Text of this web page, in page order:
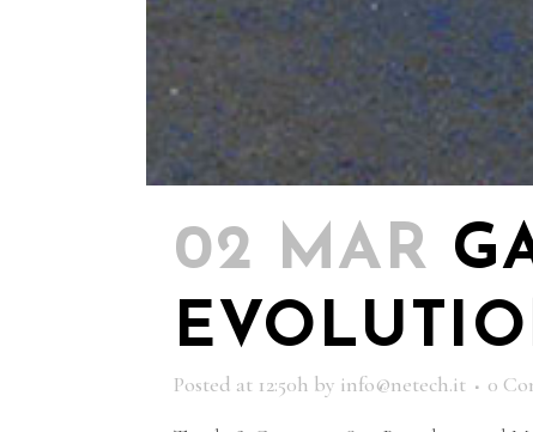
02 MAR
Posted at 12:50h by info@netech.it 0